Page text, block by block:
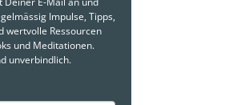
Impulse, Tipps,
wertvolle Ressourcen
und Meditationen.
unverbindlich.